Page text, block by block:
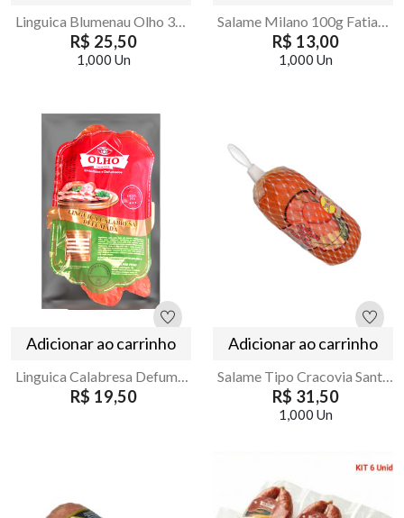
Linguica Blumenau Olho 300g Defumada Artesanal
R$ 25,50
1,000 Un
Salame Milano 100g Fatiado Majestade – Sabor Italiano
R$ 13,00
1,000 Un
Adicionar ao carrinho
R$ 19,50
Adicionar ao carrinho
R$ 31,50
1,000 Un